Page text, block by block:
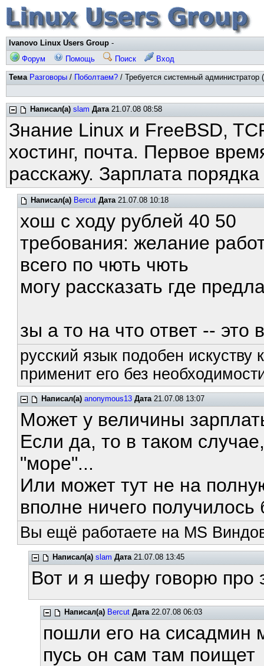
Ivanovo Linux Users Group -
Форум
Помощь Поиск Вход
Тема Разговоры / Поболтаем? / Требуется системный администратор
Написал(а) slam Дата21.07.08 08:58
Знание Linux и FreeBSD,
хостинг, почта. Первое
расскажу. Зарплата
Написал(а) Bercut Дата21.07.08 10:18
хош с ходу рублей 40 50
требования: желание
всего по чють чють
могу рассказать где
зы а то на что ответ -- это
русский язык подобен
применит его без
Написал(а) anonymous13 Дата21.07.08 13:07
Может у величины
Если да, то в таком
"море"...
Или может тут не на
вполне ничего получилось
Вы ещё работаете на MS
Написал(а) slam Дата21.07.08 13:45
Вот и я шефу говорю про
Написал(а) Bercut Дата22.07.08 06:03
пошли его на сисадмин
пусь он сам там поищет